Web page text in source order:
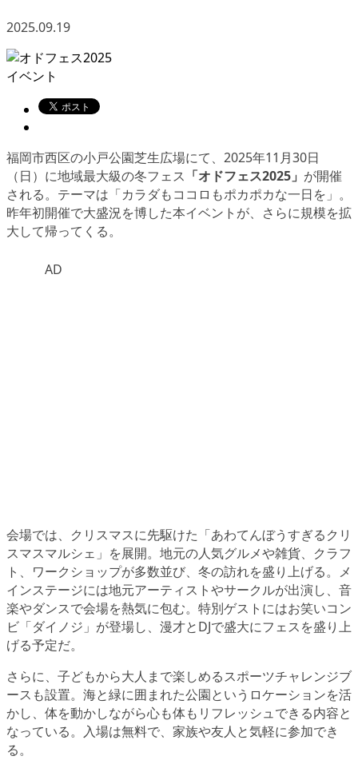
2025.09.19
イベント
福岡市西区の小戸公園芝生広場にて、2025年11月30日
（日）に地域最大級の冬フェス 「オドフェス2025」 が開催
される。テーマは「カラダもココロもポカポカな一日を」。
昨年初開催で大盛況を博した本イベントが、さらに規模を拡
大して帰ってくる。
AD
会場では、クリスマスに先駆けた「あわてんぼうすぎるクリ
スマスマルシェ」を展開。地元の人気グルメや雑貨、クラフ
ト、ワークショップが多数並び、冬の訪れを盛り上げる。メ
インステージには地元アーティストやサークルが出演し、音
楽やダンスで会場を熱気に包む。特別ゲストにはお笑いコン
ビ「ダイノジ」が登場し、漫才とDJで盛大にフェスを盛り上
げる予定だ。
さらに、子どもから大人まで楽しめるスポーツチャレンジブ
ースも設置。海と緑に囲まれた公園というロケーションを活
かし、体を動かしながら心も体もリフレッシュできる内容と
なっている。入場は無料で、家族や友人と気軽に参加でき
る。